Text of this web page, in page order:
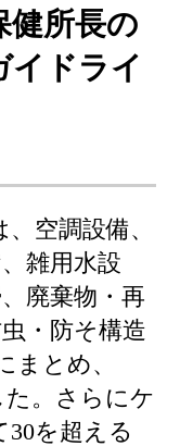
健所長の
イドライ
空調設備、
雑用水設
廃棄物・再
・防そ構造
まとめ、
。さらにケ
を超える